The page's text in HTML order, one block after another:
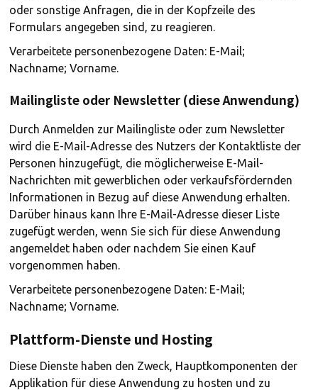
oder sonstige Anfragen, die in der Kopfzeile des
Formulars angegeben sind, zu reagieren.
Verarbeitete personenbezogene Daten: E-Mail;
Nachname; Vorname.
Mailingliste oder Newsletter (diese Anwendung)
Durch Anmelden zur Mailingliste oder zum Newsletter
wird die E-Mail-Adresse des Nutzers der Kontaktliste der
Personen hinzugefügt, die möglicherweise E-Mail-
Nachrichten mit gewerblichen oder verkaufsfördernden
Informationen in Bezug auf diese Anwendung erhalten.
Darüber hinaus kann Ihre E-Mail-Adresse dieser Liste
zugefügt werden, wenn Sie sich für diese Anwendung
angemeldet haben oder nachdem Sie einen Kauf
vorgenommen haben.
Verarbeitete personenbezogene Daten: E-Mail;
Nachname; Vorname.
Plattform-Dienste und Hosting
Diese Dienste haben den Zweck, Hauptkomponenten der
Applikation für diese Anwendung zu hosten und zu